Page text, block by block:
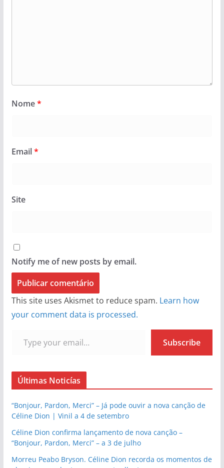
Nome*
Email*
Site
Notify me of new posts by email.
This site uses Akismet to reduce spam. Learn how
your comment data is processed.
Subscribe
Últimas Noticías
“Bonjour, Pardon, Merci” – Já pode ouvir a nova canção de
Céline Dion | Vinil a 4 de setembro
Céline Dion confirma lançamento de nova canção –
“Bonjour, Pardon, Merci” – a 3 de julho
Morreu Peabo Bryson. Céline Dion recorda os momentos de